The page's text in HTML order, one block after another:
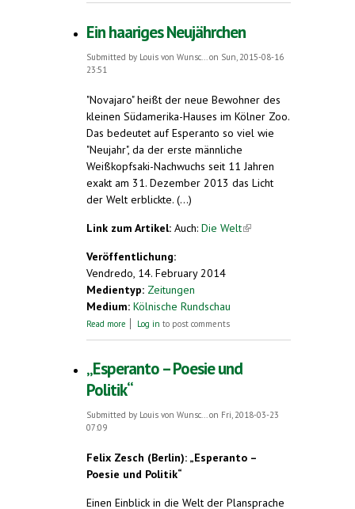
Ein haariges Neujährchen
Submitted by Louis von Wunsc...
on Sun, 2015-08-16
23:51
"Novajaro" heißt der neue Bewohner des
kleinen Südamerika-Hauses im Kölner Zoo.
Das bedeutet auf Esperanto so viel wie
"Neujahr", da der erste männliche
Weißkopfsaki-Nachwuchs seit 11 Jahren
exakt am 31. Dezember 2013 das Licht
der Welt erblickte. (...)
Link zum Artikel: Auch: Die Welt(link is
Veröffentlichung:
Vendredo, 14. February 2014
Medientyp: Zeitungen
Medium: Kölnische Rundschau
Read more about Ein haariges Neujährchen
Log in to post comments
„Esperanto – Poesie und
Politik“
Submitted by Louis von Wunsc...on Fri, 2018-03-23
07:09
Felix Zesch (Berlin): „Esperanto –
Poesie und Politik“
Einen Einblick in die Welt der Plansprache